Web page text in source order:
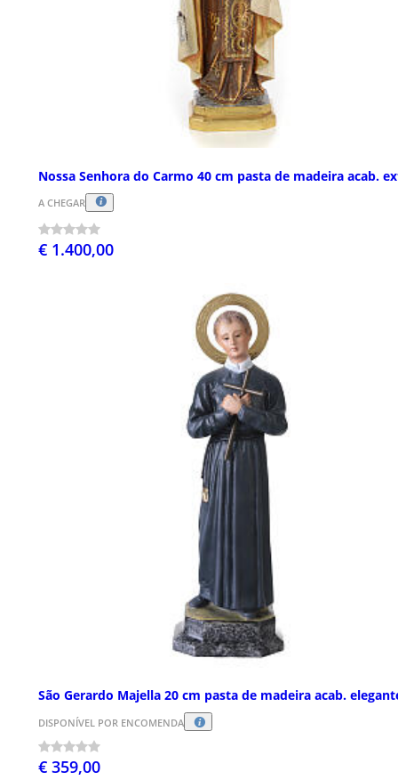
Nossa Senhora do Carmo 40 cm pasta de madeira acab.
A CHEGAR
€ 1.400,00
São Gerardo Majella 20 cm pasta de madeira acab.
DISPONÍVEL POR ENCOMENDA
€ 359,00